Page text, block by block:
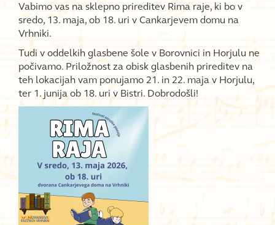
Vabimo vas na sklepno prireditev Rima raje, ki bo v
sredo, 13. maja, ob 18. uri v Cankarjevem domu na
Vrhniki.
Tudi v oddelkih glasbene šole v Borovnici in Horjulu ne
počivamo. Priložnost za obisk glasbenih prireditev na
teh lokacijah vam ponujamo 21. in 22. maja v Horjulu,
ter 1. junija ob 18. uri v Bistri. Dobrodošli!